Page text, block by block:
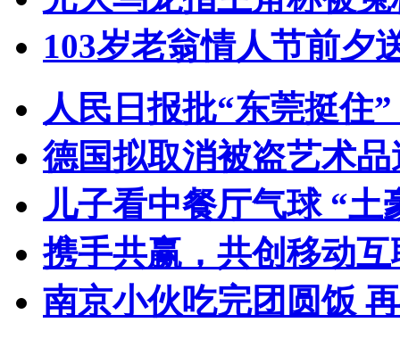
103岁老翁情人节前夕
人民日报批“东莞挺住
德国拟取消被盗艺术
儿子看中餐厅气球 “土
携手共赢，共创移动
南京小伙吃完团圆饭